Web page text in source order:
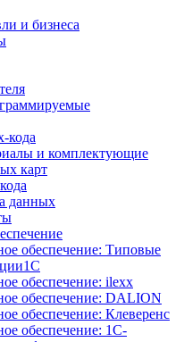
и бизнеса
кода
и комплектующие
карт
данных
обеспечение: Типовые
обеспечение: ilexx
обеспечение: DALION
обеспечение: Клеверенс
обеспечение: 1С-